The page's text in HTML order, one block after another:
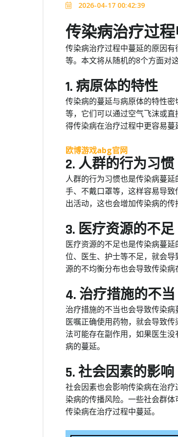
2026-04-17 00:42:39
传染病治疗过
传染病治疗过程中蔓延的原因
等。本文将从随机的8个方面对
1. 病原体的特性
传染病的蔓延与病原体的特性
等，它们可以通过空气飞沫或
得传染病在治疗过程中更容易蔓
欧博游戏abg官网
2. 人群的行为习惯
人群的行为习惯也是传染病蔓
手、不戴口罩等，这样容易导
出活动，这也会增加传染病的传
3. 医疗资源的不足
医疗资源的不足也是传染病蔓
位、医生、护士等不足，就会
源的不均衡分布也会导致传染病
4. 治疗措施的不当
治疗措施的不当也会导致传染
医嘱正确使用药物，就会导致
法可能存在副作用，如果医生
病的蔓延。
5. 社会因素的影响
社会因素也会影响传染病在治
染病的传播风险。一些社会群
传染病在治疗过程中蔓延。